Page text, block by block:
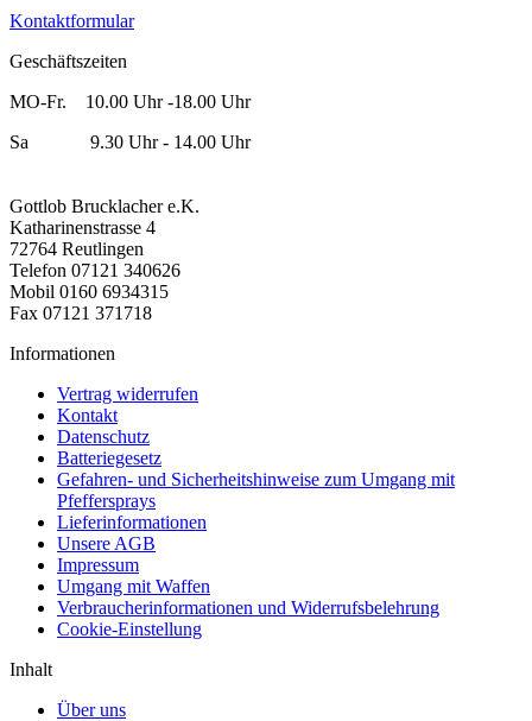
Kontaktformular
Geschäftszeiten
MO-Fr. 10.00 Uhr -18.00 Uhr
Sa 9.30 Uhr - 14.00 Uhr
Gottlob Brucklacher e.K.
Katharinenstrasse 4
72764 Reutlingen
Telefon 07121 340626
Mobil 0160 6934315
Fax 07121 371718
Informationen
Vertrag widerrufen
Kontakt
Datenschutz
Batteriegesetz
Gefahren- und Sicherheitshinweise zum Umgang mit
Pfeffersprays
Lieferinformationen
Unsere AGB
Impressum
Umgang mit Waffen
Verbraucherinformationen und Widerrufsbelehrung
Cookie-Einstellung
Inhalt
Über uns